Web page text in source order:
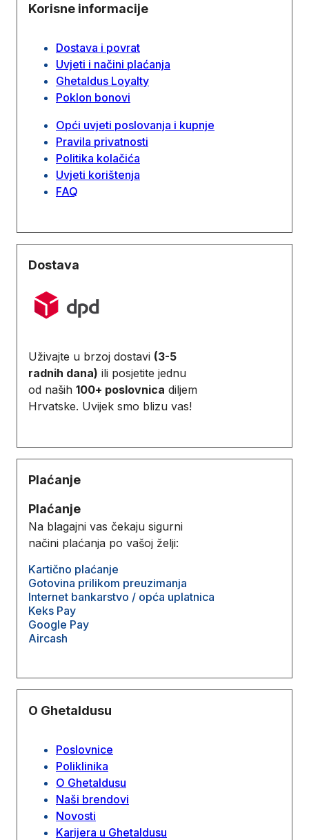
Korisne informacije
Dostava i povrat
Uvjeti i načini plaćanja
Ghetaldus Loyalty
Poklon bonovi
Opći uvjeti poslovanja i kupnje
Pravila privatnosti
Politika kolačića
Uvjeti korištenja
FAQ
Dostava
Uživajte u brzoj dostavi (3-5
radnih dana) ili posjetite jednu
od naših 100+ poslovnica diljem
Hrvatske. Uvijek smo blizu vas!
Plaćanje
Plaćanje
Na blagajni vas čekaju sigurni
načini plaćanja po vašoj želji:
Kartično plaćanje
Gotovina prilikom preuzimanja
Internet bankarstvo / opća uplatnica
Keks Pay
Google Pay
Aircash
O Ghetaldusu
Poslovnice
Poliklinika
O Ghetaldusu
Naši brendovi
Novosti
Karijera u Ghetaldusu